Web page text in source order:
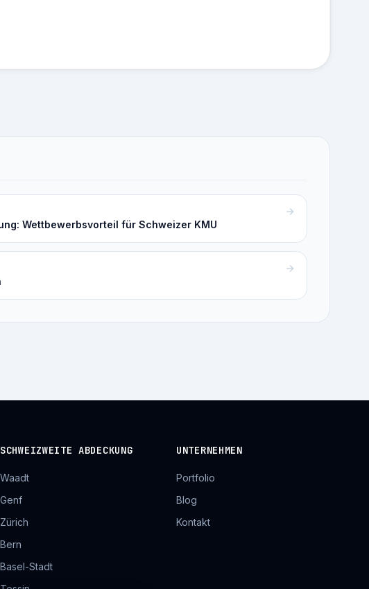
Wettbewerbsvorteil für Schweizer KMU
SCHWEIZWEITE ABDECKUNG
Waadt
Genf
Zürich
Bern
Basel-Stadt
UNTERNEHMEN
Portfolio
Blog
Kontakt